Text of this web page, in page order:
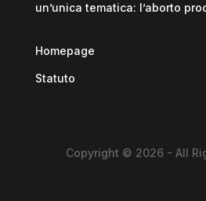
un’unica tematica: l’aborto
Homepage
Statuto
Copyright © 2026 - All